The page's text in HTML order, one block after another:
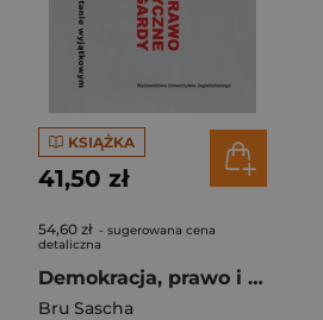
KSIĄŻKA
41,50 zł
54,60 zł - sugerowana cena
detaliczna
Demokracja, prawo i modernistyczne awangardy
Bru Sascha